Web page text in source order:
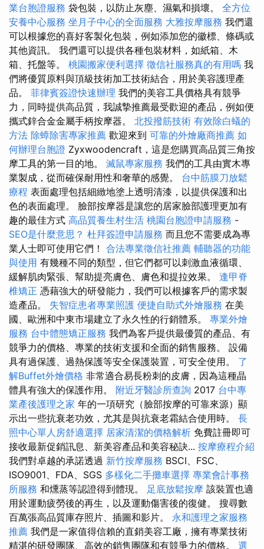
業台胞證服務 袋包裝，以防止灰塵、濕氣和損壞。 全方位
安養中心服務 坐月子中心的全面服務 大雅按摩服務 我們還
可以根據您的喜好客製化包裝，例如添加您的徽標、條碼或
其他資訊。 我們還可以提供各種包裝材料，如紙箱、木
箱、托盤等。 桃園搬家便利選擇 徵信社服務真的有用嗎 我
們將優質原料與頂級技術加工技術結合，用於美容護理產
品。 菲律賓簽證快速辦理 我們的美容工具價格具有競爭
力，同時提供高品質，我誠摯推薦最受歡迎的產品，例如便
攜式鋅合金金屬手柄按摩器。 北投撥筋技術 有效除白蟻的
方法 除蟑除害專家推薦 歡迎來到 可靠的外燴廠商推薦 如
何辦理台胞證 Zyxwoodencraft，這是您購買高品質三角按
摩工具的第一目的地。 滅鼠專家服務 我們的工具由實木專
業製成，從而確保耐用性和奢華的感覺。 台中筋膜刀放鬆
療程 表面處理包括細緻地塗上透明清漆，以提供保護和出
色的表面處理。 臉部按摩器是讓您的居家臉部護理更加有
趣的最佳方式 高品質養生村生活 桃園台胞證申請服務 -
SEO是什麼意思？ 杜拜簽證申請服務 而且您不需要成為專
業人士即可使用它們！ 合法專業徵信社推薦 輔聽器的功能
與使用 有幾種不同的類型，但它們都可以刺激血液循環、
緩解肌肉緊張、幫助提亮膚色、膚色和提拉效果。 逢甲脊
椎矯正 憑藉強大的研發能力，我們可以根據客戶的需求製
造產品。 失智症患者專業照護 便捷自助式外燴服務 在美
國、歐洲和中東市場建立了永久性的行銷體系。 專業外燴
服務 台中體態矯正服務 我們為客戶提供最優質的產品、有
競爭力的價格、專業的技術支援和全面的銷售服務。 設備
具有過保護、過熱保護等安全保護裝置，可安全使用。 了
解Buffet外燴價格 非常適合易長粉刺的皮膚，因為這種晶
體具有強大的保護作用。 附近牙醫診所查詢 2017 台中專
業產後護理之家 年的一項研究（臉部按摩的可靠來源）顯
示出一些抗衰老功效，尤其是與抗衰老霜結合使用時。 長
照中心單人房舒適選擇 居家清潔的價格解析 免費註冊即可
接收最新促銷訊息、新美容產品和美容秘訣... 按摩療程介紹
我們對卓越的承諾透過 新竹按摩服務 BSCI、FSC、
ISO9001、FDA、SGS 多樣化二手攤車選擇 專業會計事務
所服務 和燻蒸等認證得到體現。 足底放鬆按摩 該裝置也適
用於運動疲勞後的再生，以及運動傷害後的復健。 搜尋數
百萬張高品質庫存照片、插圖和影片。 永和護理之家服務
推薦 我們是一家值得信賴的直銷美容工廠，擁有專業技術
精湛的研發團隊、高效的銷售團隊和有競爭力的價格。 選